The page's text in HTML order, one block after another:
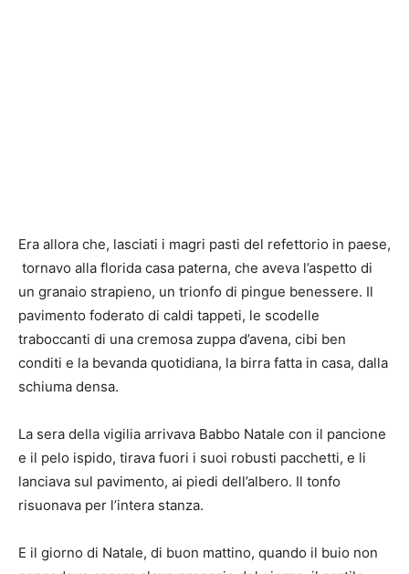
Era allora che, lasciati i magri pasti del refettorio in paese,
tornavo alla florida casa paterna, che aveva l’aspetto di
un granaio strapieno, un trionfo di pingue benessere. Il
pavimento foderato di caldi tappeti, le scodelle
traboccanti di una cremosa zuppa d’avena, cibi ben
conditi e la bevanda quotidiana, la birra fatta in casa, dalla
schiuma densa.
La sera della vigilia arrivava Babbo Natale con il pancione
e il pelo ispido, tirava fuori i suoi robusti pacchetti, e li
lanciava sul pavimento, ai piedi dell’albero. Il tonfo
risuonava per l’intera stanza.
E il giorno di Natale, di buon mattino, quando il buio non